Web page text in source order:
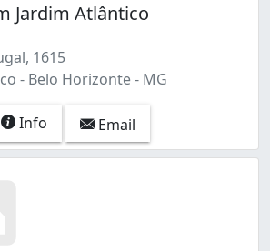
Jardim Atlântico
1615
- Belo Horizonte - MG
Info Email